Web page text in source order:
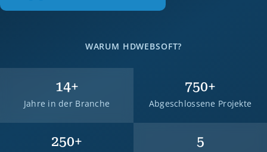
WARUM HDWEBSOFT?
14+
Jahre in der Branche
750+
Abgeschlossene Projekte
250+ 5